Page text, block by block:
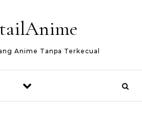
Anime Tanpa Terkecual